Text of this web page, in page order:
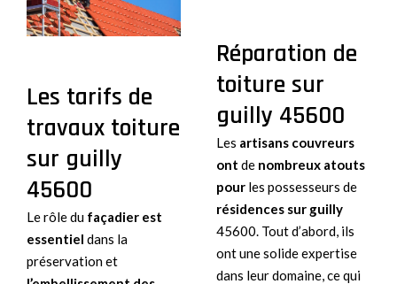
Les tarifs de
travaux toiture
sur guilly
45600
Le rôle du façadier est
essentiel dans la
préservation et
Réparation de
toiture sur
guilly 45600
Les artisans couvreurs
ont de nombreux atouts
pour les possesseurs de
résidences sur guilly
45600. Tout d’abord, ils
ont une solide expertise
dans leur domaine, ce qui